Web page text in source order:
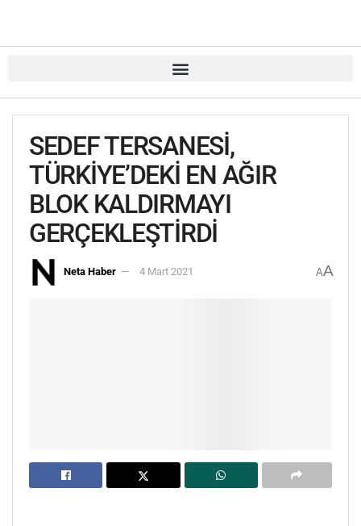
SEDEF TERSANESİ,
TÜRKİYE’DEKİ EN AĞIR
BLOK KALDIRMAYI
GERÇEKLEŞTİRDİ
Neta Haber 4 Mart 2021 AA